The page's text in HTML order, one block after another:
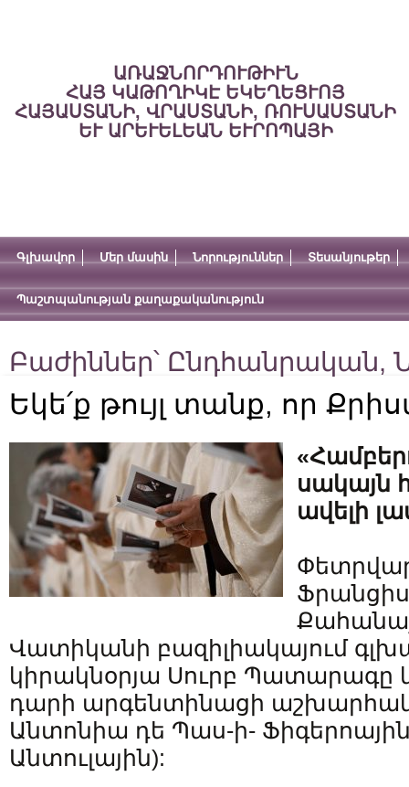
ԱՌԱՋՆՈՐԴՈՒԹԻՒՆ
ՀԱՅ ԿԱԹՈՂԻԿԷ ԵԿԵՂԵՑՒՈՅ
ՀԱՅԱՍՏԱՆԻ, ՎՐԱՍՏԱՆԻ, ՌՈՒՍԱՍՏԱՆԻ
ԵՒ ԱՐԵՒԵԼԵԱՆ ԵՒՐՈՊԱՅԻ
Գլխավոր Մեր մասին Նորություններ Տեսանյութեր
Պաշտպանության քաղաքականություն
Բաժիններ՝ Ընդհանրական,
Եկե՛ք թույլ տանք, որ
սակայն
ավելի
Վատիկանի բազիլիակայում
կիրակնօրյա Սուրբ Պատարագը
դարի արգենտինացի
Անտոնիա դե Պաս-ի-
Անտուլային):